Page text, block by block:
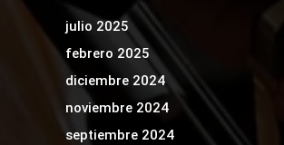
julio 2025
febrero 2025
diciembre 2024
noviembre 2024
septiembre 2024